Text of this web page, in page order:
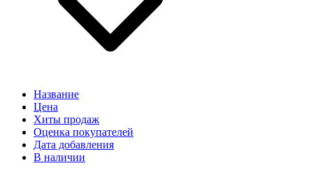
Название
Цена
Хиты продаж
Оценка покупателей
Дата добавления
В наличии